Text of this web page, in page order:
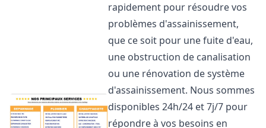
rapidement pour résoudre vos
problèmes d'assainissement,
que ce soit pour une fuite d'eau,
une obstruction de canalisation
ou une rénovation de système
d'assainissement. Nous sommes
disponibles 24h/24 et 7j/7 pour
répondre à vos besoins en